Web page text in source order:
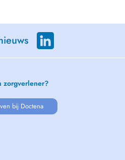
zorgverlener?
bij Doctena